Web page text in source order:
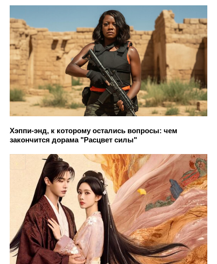
Хэппи-энд, к которому остались вопросы: чем
закончится дорама "Расцвет силы"